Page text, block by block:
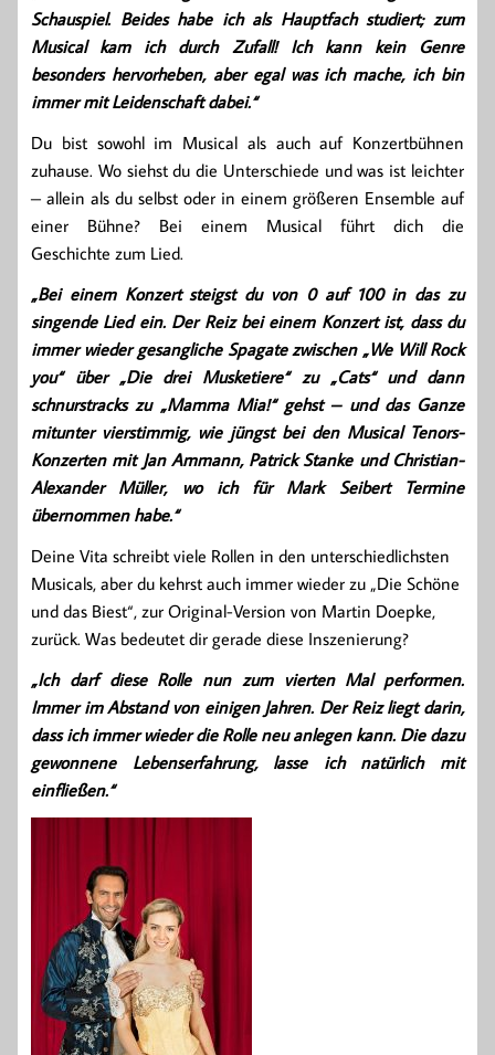
Schauspiel. Beides habe ich als Hauptfach studiert; zum
Musical kam ich durch Zufall! Ich kann kein Genre
besonders hervorheben, aber egal was ich mache, ich bin
immer mit Leidenschaft dabei.“
Du bist sowohl im Musical als auch auf Konzertbühnen
zuhause. Wo siehst du die Unterschiede und was ist leichter
– allein als du selbst oder in einem größeren Ensemble auf
einer Bühne? Bei einem Musical führt dich die
Geschichte zum Lied.
„Bei einem Konzert steigst du von 0 auf 100 in das zu
singende Lied ein. Der Reiz bei einem Konzert ist, dass du
immer wieder gesangliche Spagate zwischen „We Will Rock
you“ über „Die drei Musketiere“ zu „Cats“ und dann
schnurstracks zu „Mamma Mia!“ gehst – und das Ganze
mitunter vierstimmig, wie jüngst bei den Musical Tenors-
Konzerten mit Jan Ammann, Patrick Stanke und Christian-
Alexander Müller, wo ich für Mark Seibert Termine
übernommen habe.“
Deine Vita schreibt viele Rollen in den unterschiedlichsten
Musicals, aber du kehrst auch immer wieder zu „Die Schöne
und das Biest“, zur Original-Version von Martin Doepke,
zurück. Was bedeutet dir gerade diese Inszenierung?
„Ich darf diese Rolle nun zum vierten Mal performen.
Immer im Abstand von einigen Jahren. Der Reiz liegt darin,
dass ich immer wieder die Rolle neu anlegen kann. Die dazu
gewonnene Lebenserfahrung, lasse ich natürlich mit
einfließen.“